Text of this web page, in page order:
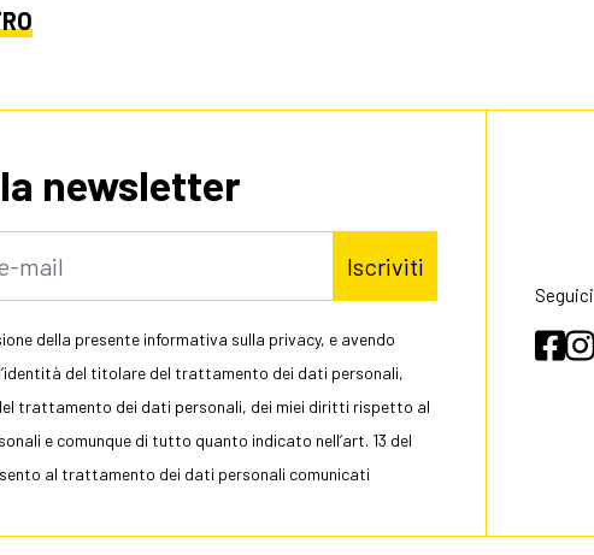
newsletter
Iscriviti
della presente informativa sulla privacy, e avendo
del titolare del trattamento dei dati personali,
trattamento dei dati personali, dei miei diritti rispetto al
e comunque di tutto quanto indicato nell’art. 13 del
al trattamento dei dati personali comunicati
Seguici